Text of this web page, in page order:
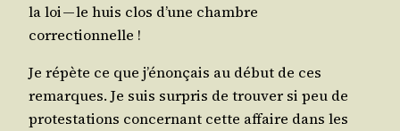
la loi — le huis clos d’une chambre
correctionnelle !
Je répète ce que j’é­non­çais au début de ces
remarques. Je suis sur­pris de trou­ver si peu de
pro­tes­ta­tions concer­nant cette affaire dans les